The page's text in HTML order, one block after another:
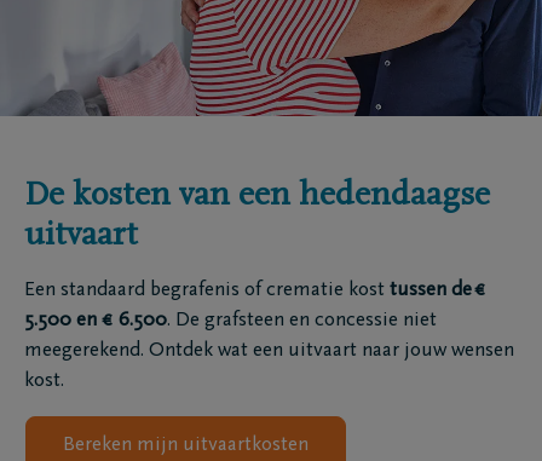
De kosten van een hedendaagse
uitvaart
Een standaard begrafenis of crematie kost tussen de €
5.500 en € 6.500. De grafsteen en concessie niet
meegerekend. Ontdek wat een uitvaart naar jouw wensen
kost.
Bereken mijn uitvaartkosten